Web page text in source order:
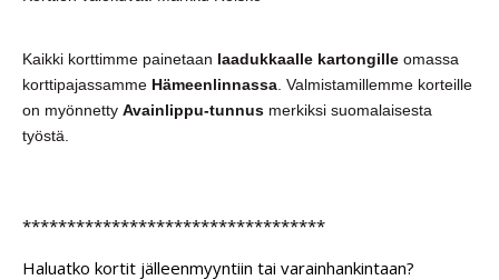
Kaikki korttimme painetaan laadukkaalle kartongille omassa
korttipajassamme Hämeenlinnassa . Valmistamillemme korteille
on myönnetty Avainlippu-tunnus merkiksi suomalaisesta
työstä.
**********************************
Haluatko kortit jälleenmyyntiin tai varainhankintaan?